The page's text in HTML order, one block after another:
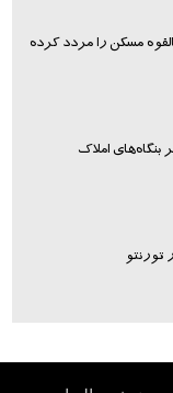
مسکن را مردد کرده
بنگاه‌های املاک